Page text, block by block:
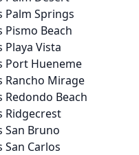
Palm Springs
Pismo Beach
Playa Vista
Port Hueneme
Rancho Mirage
Redondo Beach
Ridgecrest
San Bruno
San Carlos